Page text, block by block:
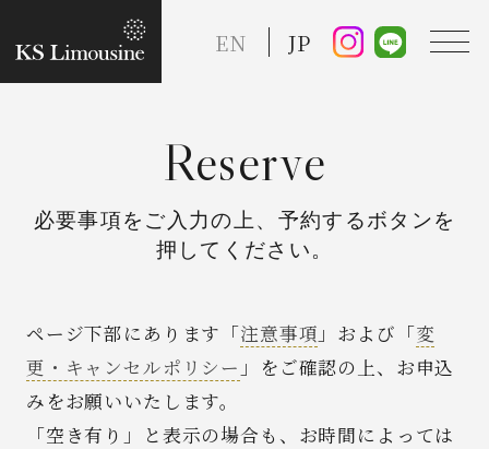
EN JP
Taxi Service
FAQ
Reserve
必要事項をご入力の上、予約するボタンを
押してください。
ページ下部にあります「注意事項 」および「変
更・キャンセルポリシー 」をご確認の上、お申込
みをお願いいたします。
「空き有り」と表示の場合も、お時間によっては